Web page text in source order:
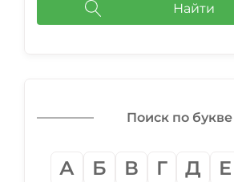
Найти
Поиск по букве
А Б В Г Д Е